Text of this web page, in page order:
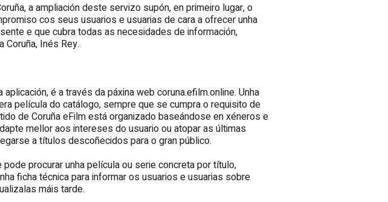
a ampliación deste servizo supón, en primeiro lugar, o
cos seus usuarios e usuarias de cara a ofrecer unha
e que cubra todas as necesidades de información,
Inés Rey.
é a través da páxina web coruna.efilm.online. Unha
película do catálogo, sempre que se cumpra o requisito de
de Coruña eFilm está organizado baseándose en xéneros e
mellor aos intereses do usuario ou atopar as últimas
a títulos descoñecidos para o gran público.
procurar unha película ou serie concreta por título,
ficha técnica para informar os usuarios e usuarias sobre
máis tarde.